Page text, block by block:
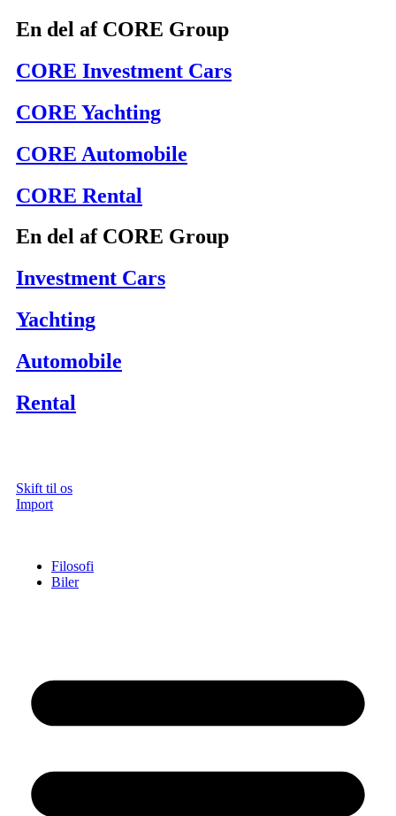
En del af CORE Group
CORE Investment Cars
CORE Yachting
CORE Automobile
CORE Rental
En del af CORE Group
Investment Cars
Yachting
Automobile
Rental
Skift til os
Import
Filosofi
Biler